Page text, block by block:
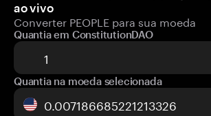
ao vivo
Converter PEOPLE para sua moeda
Quantia em ConstitutionDAO
Quantia na moeda selecionada